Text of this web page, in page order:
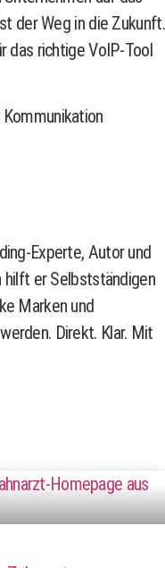
der Weg in die Zukunft.
das richtige VoIP-Tool
Experte, Autor und
hilft er Selbstständigen
Marken und
Direkt. Klar. Mit